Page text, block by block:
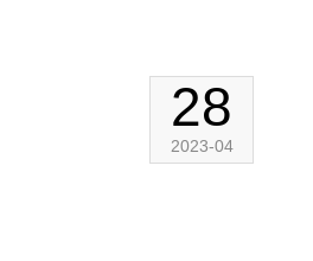
28
2023-04